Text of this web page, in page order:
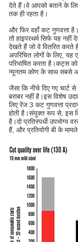
देते हैं।वे आपको बताने के
तक ही रहता है।
और फिर वहाँ कट गुणवत्ता
तो हाइपरथर्म सिर्फ यह
देखते हैं जो वे वितरित
अपरिचित लोगों के लिए, यह
परिभाषित करता है।कट्स
न्यूनतम कोण के साथ सबसे
जैसा कि नीचे दिए गए चार्ट
बराबर नहीं है।इस विशेष
लिए रेंज 3 कट गुणवत्ता
होती है।संयुक्त रूप से, इस
है।दो प्रतिस्पर्धी उपभोग्य
हैं, और प्रतियोगी बी के